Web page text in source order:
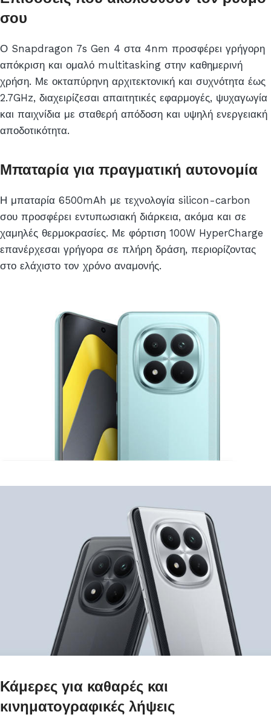
σου
Ο Snapdragon 7s Gen 4 στα 4nm προσφέρει γρήγορη
απόκριση και ομαλό multitasking στην καθημερινή
χρήση. Με οκταπύρηνη αρχιτεκτονική και συχνότητα έως
2.7GHz, διαχειρίζεσαι απαιτητικές εφαρμογές, ψυχαγωγία
και παιχνίδια με σταθερή απόδοση και υψηλή ενεργειακή
αποδοτικότητα.
Μπαταρία για πραγματική αυτονομία
Η μπαταρία 6500mAh με τεχνολογία silicon-carbon
σου προσφέρει εντυπωσιακή διάρκεια, ακόμα και σε
χαμηλές θερμοκρασίες. Με φόρτιση 100W HyperCharge
επανέρχεσαι γρήγορα σε πλήρη δράση, περιορίζοντας
στο ελάχιστο τον χρόνο αναμονής.
Κάμερες για καθαρές και
κινηματογραφικές λήψεις